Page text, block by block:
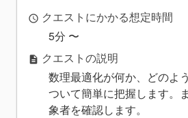
access_time クエストにかかる想定時間
5分 〜
description クエストの説明
数理最適化が何か、どのよ
ついて簡単に把握します。
象者を確認します。